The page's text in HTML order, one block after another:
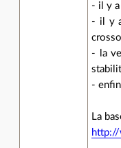
- il y
- il y
- la
-
La